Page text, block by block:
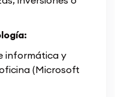
informática y
(Microsoft